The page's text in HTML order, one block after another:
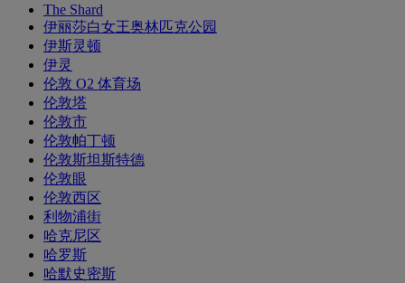
The Shard
伊丽莎白女王奥林匹克公园
伊斯灵顿
伊灵
伦敦 O2 体育场
伦敦塔
伦敦市
伦敦帕丁顿
伦敦斯坦斯特德
伦敦眼
伦敦西区
利物浦街
哈克尼区
哈罗斯
哈默史密斯